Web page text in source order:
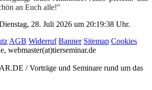
an Euch alle!"
28. Juli 2026 um 20:19:38 Uhr.
AGB Widerruf Banner Sitemap Cookies
webmaster(at)tierseminar.de
/ Vorträge und Seminare rund um das